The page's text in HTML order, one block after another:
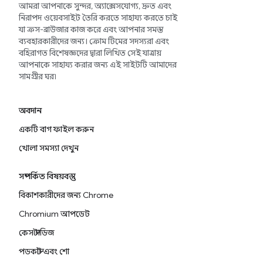
আমরা আপনাকে সুন্দর, অ্যাক্সেসযোগ্য, দ্রুত এবং
নিরাপদ ওয়েবসাইট তৈরি করতে সাহায্য করতে চাই
যা ক্রস-ব্রাউজার কাজ করে এবং আপনার সমস্ত
ব্যবহারকারীদের জন্য। ক্রোম টিমের সদস্যরা এবং
বহিরাগত বিশেষজ্ঞদের দ্বারা লিখিত সেই যাত্রায়
আপনাকে সাহায্য করার জন্য এই সাইটটি আমাদের
সামগ্রীর ঘর৷
অবদান
একটি বাগ ফাইল করুন
খোলা সমস্যা দেখুন
সম্পর্কিত বিষয়বস্তু
বিকাশকারীদের জন্য Chrome
Chromium আপডেট
কেস স্টাডিজ
পডকাস্ট এবং শো